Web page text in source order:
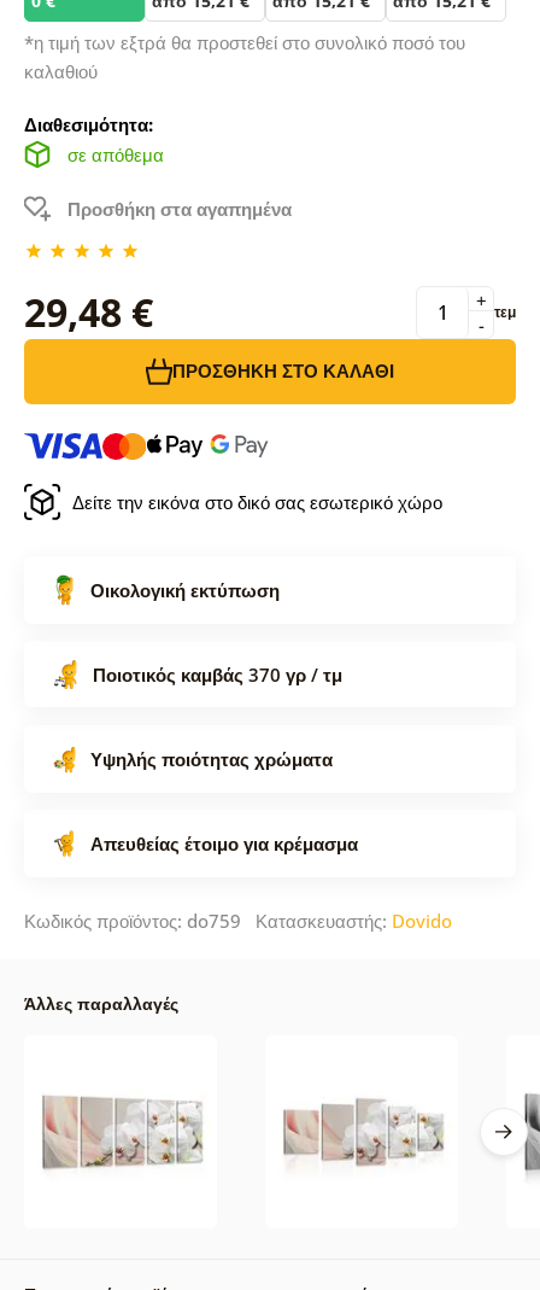
*η τιμή των εξτρά θα προστεθεί στο συνολικό ποσό του
καλαθιού
Διαθεσιμότητα:
σε απόθεμα
Προσθήκη στα αγαπημένα
29,48 € -
+ τεμ
ΠΡΟΣΘΉΚΗ ΣΤΟ ΚΑΛΆΘΙ
Δείτε την εικόνα στο δικό σας εσωτερικό χώρο
Οικολογική εκτύπωση
Ποιοτικός καμβάς 370 γρ / τμ
Υψηλής ποιότητας χρώματα
Απευθείας έτοιμο για κρέμασμα
Κωδικός προϊόντος: do759 Κατασκευαστής: Dovido
Άλλες παραλλαγές